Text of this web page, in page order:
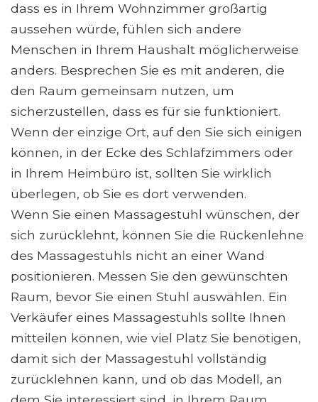
dass es in Ihrem Wohnzimmer großartig
aussehen würde, fühlen sich andere
Menschen in Ihrem Haushalt möglicherweise
anders. Besprechen Sie es mit anderen, die
den Raum gemeinsam nutzen, um
sicherzustellen, dass es für sie funktioniert.
Wenn der einzige Ort, auf den Sie sich einigen
können, in der Ecke des Schlafzimmers oder
in Ihrem Heimbüro ist, sollten Sie wirklich
überlegen, ob Sie es dort verwenden.
Wenn Sie einen Massagestuhl wünschen, der
sich zurücklehnt, können Sie die Rückenlehne
des Massagestuhls nicht an einer Wand
positionieren. Messen Sie den gewünschten
Raum, bevor Sie einen Stuhl auswählen. Ein
Verkäufer eines Massagestuhls sollte Ihnen
mitteilen können, wie viel Platz Sie benötigen,
damit sich der Massagestuhl vollständig
zurücklehnen kann, und ob das Modell, an